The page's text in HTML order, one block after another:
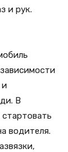
и рук.
и
В
водителя.